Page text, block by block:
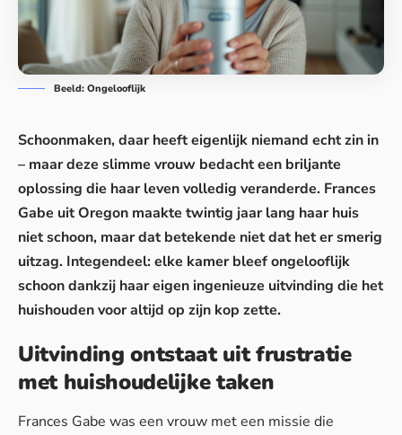
Beeld: Ongelooflijk
Schoonmaken, daar heeft eigenlijk niemand echt zin in
– maar deze slimme vrouw bedacht een briljante
oplossing die haar leven volledig veranderde. Frances
Gabe uit Oregon maakte twintig jaar lang haar huis
niet schoon, maar dat betekende niet dat het er smerig
uitzag. Integendeel: elke kamer bleef ongelooflijk
schoon dankzij haar eigen ingenieuze uitvinding die het
huishouden voor altijd op zijn kop zette.
Uitvinding ontstaat uit frustratie
met huishoudelijke taken
Frances Gabe was een vrouw met een missie die